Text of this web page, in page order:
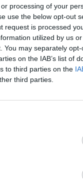
processing of your
use the below opt-out
request is processed
utilized by us
You may separately
on the IAB’s list of
to third parties on the
third parties.